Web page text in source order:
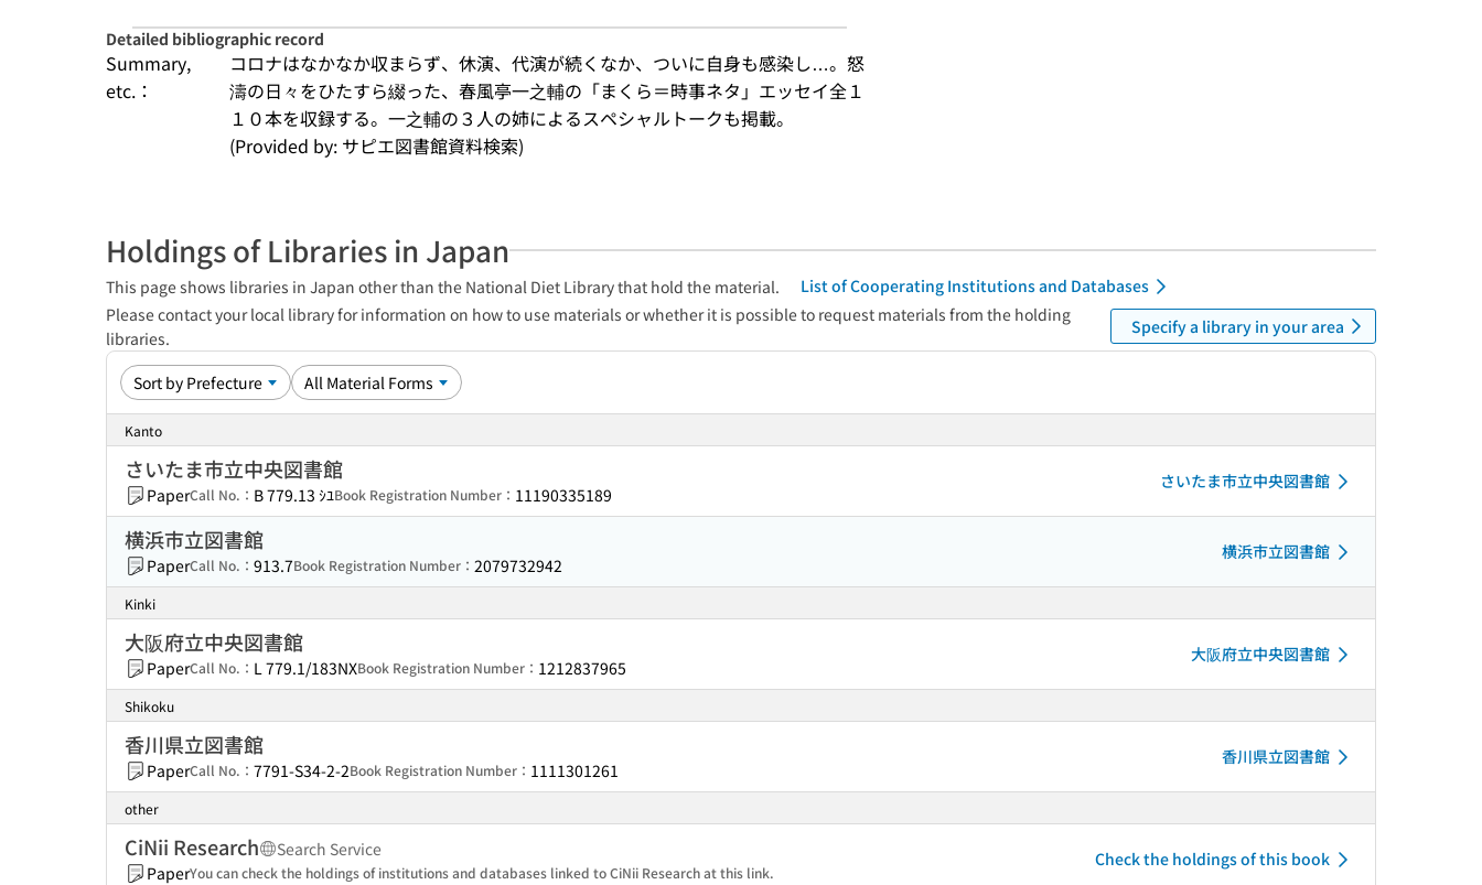
Detailed bibliographic record
Summary,
etc.：
コロナはなかなか収まらず、休演、代演が続くなか、ついに自身も感染し…。怒
濤の日々をひたすら綴った、春風亭一之輔の「まくら＝時事ネタ」エッセイ全１
１０本を収録する。一之輔の３人の姉によるスペシャルトークも掲載。
(Provided by: サピエ図書館資料検索)
Holdings of Libraries in Japan
This page shows libraries in Japan other than the National Diet Library that hold the material.
List of Cooperating Institutions and Databases
Please contact your local library for information on how to use materials or whether it is possible to request materials from the holding
libraries.
Specify a library in your area
Kanto
さいたま市立中央図書館
PaperCall No.： B 779.13 ｼﾕBook Registration Number： 11190335189
さいたま市立中央図書館
横浜市立図書館
PaperCall No.： 913.7Book Registration Number： 2079732942
横浜市立図書館
Kinki
大阪府立中央図書館
PaperCall No.： L 779.1/183NXBook Registration Number： 1212837965
大阪府立中央図書館
Shikoku
香川県立図書館
PaperCall No.： 7791-S34-2-2Book Registration Number： 1111301261
香川県立図書館
other
CiNii Research
Search Service
PaperYou can check the holdings of institutions and databases linked to CiNii Research at this link.
Check the holdings of this book